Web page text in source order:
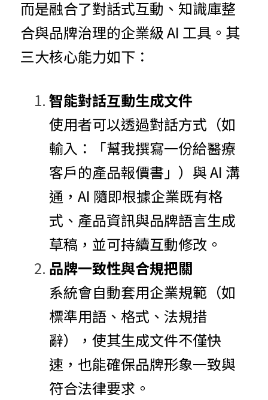
而是融合了對話式互動、知識庫整
合與品牌治理的企業級 AI 工具。其
三大核心能力如下：
智能對話互動生成文件
使用者可以透過對話方式（如
輸入：「幫我撰寫一份給醫療
客戶的產品報價書」）與 AI 溝
通，AI 隨即根據企業既有格
式、產品資訊與品牌語言生成
草稿，並可持續互動修改。
品牌一致性與合規把關
系統會自動套用企業規範（如
標準用語、格式、法規措
辭），使其生成文件不僅快
速，也能確保品牌形象一致與
符合法律要求。